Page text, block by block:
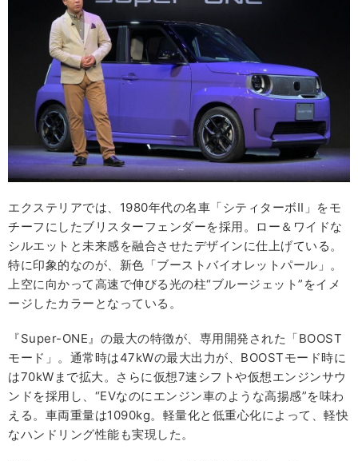
エクステリアでは、1980年代の名車「シティターボII」をモ
チーフにしたブリスターフェンダーを採用。ロー＆ワイドな
シルエットと未来感を融合させたデザインに仕上げている。
特に印象的なのが、新色「ブーストバイオレットパール」。
上空に向かって高速で伸びる光の柱“ブルージェット”をイメ
ージしたカラーとなっている。
『Super-ONE』の最大の特徴が、専用開発された「BOOST
モード」。通常時は47kWの最大出力が、BOOSTモード時に
は70kWまで拡大。さらに仮想7速シフトや仮想エンジンサウ
ンドを採用し、“EVなのにエンジン車のような高揚感”を味わ
える。車両重量は1090kg。軽量化と低重心化によって、軽快
なハンドリング性能も実現した。